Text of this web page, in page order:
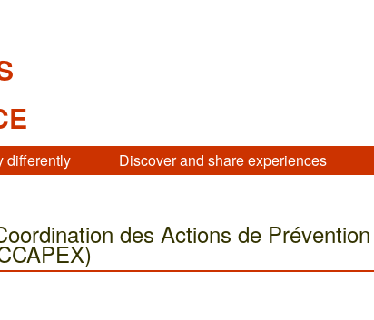
differently Discover and share experiences
des Actions de Prévention